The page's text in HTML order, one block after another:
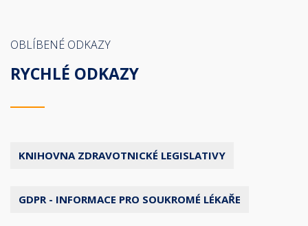
OBLÍBENÉ ODKAZY
RYCHLÉ ODKAZY
KNIHOVNA ZDRAVOTNICKÉ LEGISLATIVY
GDPR - INFORMACE PRO SOUKROMÉ LÉKAŘE